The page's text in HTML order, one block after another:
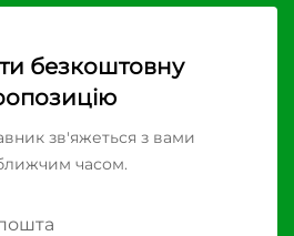
безкоштовну
зв'яжеться з вами
часом.